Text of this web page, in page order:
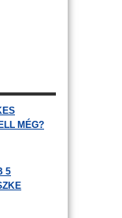
MÉG?
5